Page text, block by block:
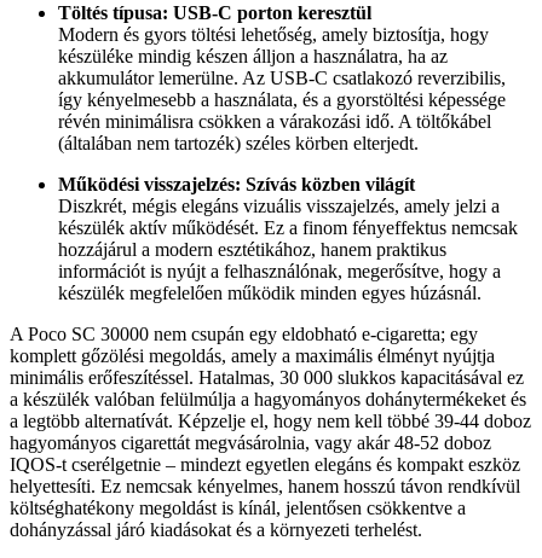
Töltés típusa: USB-C porton keresztül
Modern és gyors töltési lehetőség, amely biztosítja, hogy
készüléke mindig készen álljon a használatra, ha az
akkumulátor lemerülne. Az USB-C csatlakozó reverzibilis,
így kényelmesebb a használata, és a gyorstöltési képessége
révén minimálisra csökken a várakozási idő. A töltőkábel
(általában nem tartozék) széles körben elterjedt.
Működési visszajelzés: Szívás közben világít
Diszkrét, mégis elegáns vizuális visszajelzés, amely jelzi a
készülék aktív működését. Ez a finom fényeffektus nemcsak
hozzájárul a modern esztétikához, hanem praktikus
információt is nyújt a felhasználónak, megerősítve, hogy a
készülék megfelelően működik minden egyes húzásnál.
A Poco SC 30000 nem csupán egy eldobható e-cigaretta; egy
komplett gőzölési megoldás, amely a maximális élményt nyújtja
minimális erőfeszítéssel. Hatalmas, 30 000 slukkos kapacitásával ez
a készülék valóban felülmúlja a hagyományos dohánytermékeket és
a legtöbb alternatívát. Képzelje el, hogy nem kell többé 39-44 doboz
hagyományos cigarettát megvásárolnia, vagy akár 48-52 doboz
IQOS-t cserélgetnie – mindezt egyetlen elegáns és kompakt eszköz
helyettesíti. Ez nemcsak kényelmes, hanem hosszú távon rendkívül
költséghatékony megoldást is kínál, jelentősen csökkentve a
dohányzással járó kiadásokat és a környezeti terhelést.